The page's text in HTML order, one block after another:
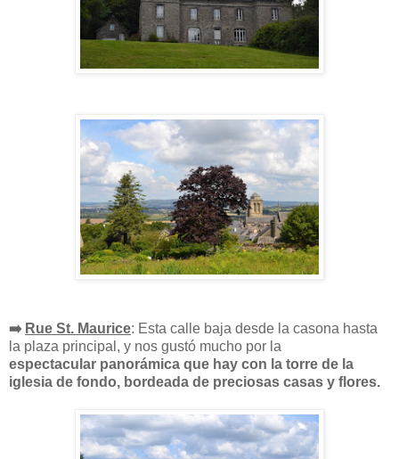
➡️ Rue St. Maurice: Esta calle baja desde la casona hasta
la plaza principal, y nos gustó mucho por la
espectacular panorámica que hay con la torre de la
iglesia de fondo, bordeada de preciosas casas y flores.